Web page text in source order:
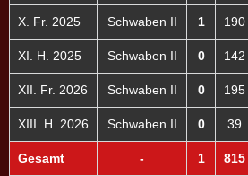
X. Fr. 2025 Schwaben II 1 190
XI. H. 2025 Schwaben II 0 142
XII. Fr. 2026 Schwaben II 0 195
XIII. H. 2026 Schwaben II 0 39
Gesamt - 1 815